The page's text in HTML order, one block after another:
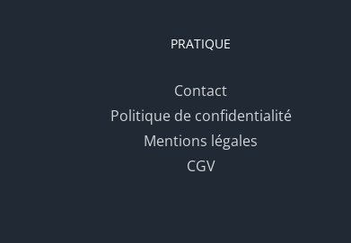
PRATIQUE
Contact
Politique de confidentialité
Mentions légales
CGV